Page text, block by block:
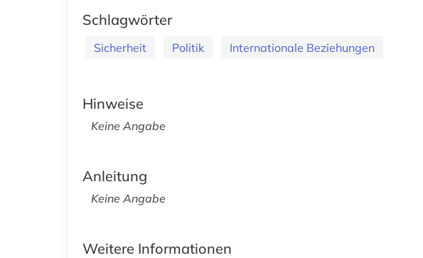
Schlagwörter
Sicherheit Politik Internationale Beziehungen
Hinweise
Keine Angabe
Anleitung
Keine Angabe
Weitere Informationen